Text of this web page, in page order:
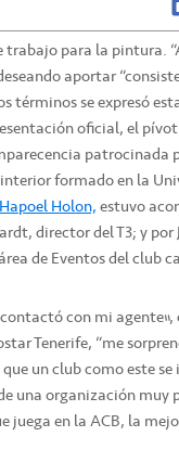
trabajo para la pintura.
aportar
términos se expresó
oficial, el
patrocinada
formado en la
Holon,estuvo
director del T3; y por
de Eventos del club
con mi
Tenerife, “me
un club como este
una organización muy
juega en la ACB, la